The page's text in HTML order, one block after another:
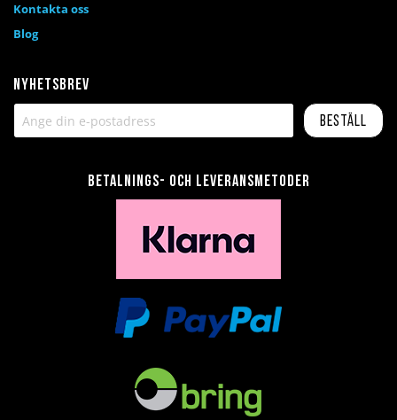
Nyhetsbrev
Beställ
Betalnings- och leveransmetoder
Kontakta oss
Blog